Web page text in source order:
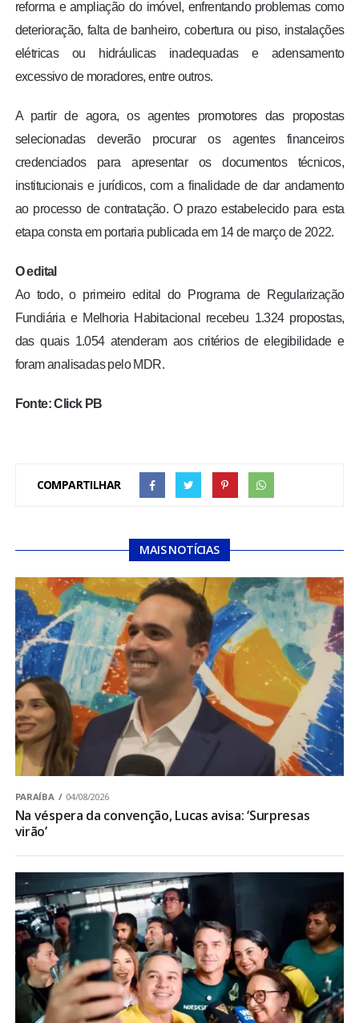
reforma e ampliação do imóvel, enfrentando problemas como
deterioração, falta de banheiro, cobertura ou piso, instalações
elétricas ou hidráulicas inadequadas e adensamento
excessivo de moradores, entre outros.
A partir de agora, os agentes promotores das propostas
selecionadas deverão procurar os agentes financeiros
credenciados para apresentar os documentos técnicos,
institucionais e jurídicos, com a finalidade de dar andamento
ao processo de contratação. O prazo estabelecido para esta
etapa consta em portaria publicada em 14 de março de 2022.
O edital
Ao todo, o primeiro edital do Programa de Regularização
Fundiária e Melhoria Habitacional recebeu 1.324 propostas,
das quais 1.054 atenderam aos critérios de elegibilidade e
foram analisadas pelo MDR.
Fonte: Click PB
COMPARTILHAR
MAIS NOTÍCIAS
PARAÍBA 04/08/2026
Na véspera da convenção, Lucas avisa: ‘Surpresas
virão’